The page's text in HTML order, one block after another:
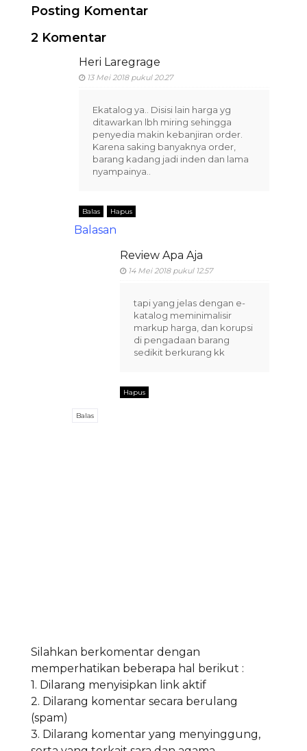
Posting Komentar
2 Komentar
Heri Laregrage
13 Mei 2018 pukul 20.27
Ekatalog ya.. Disisi lain harga yg
ditawarkan lbh miring sehingga
penyedia makin kebanjiran order.
Karena saking banyaknya order,
barang kadang jadi inden dan lama
nyampainya..
Balas Hapus
Balasan
Review Apa Aja
14 Mei 2018 pukul 12.57
tapi yang jelas dengan e-
katalog meminimalisir
markup harga, dan korupsi
di pengadaan barang
sedikit berkurang kk
Hapus
Balas
Silahkan berkomentar dengan
memperhatikan beberapa hal berikut :
1. Dilarang menyisipkan link aktif
2. Dilarang komentar secara berulang
(spam)
3. Dilarang komentar yang menyinggung,